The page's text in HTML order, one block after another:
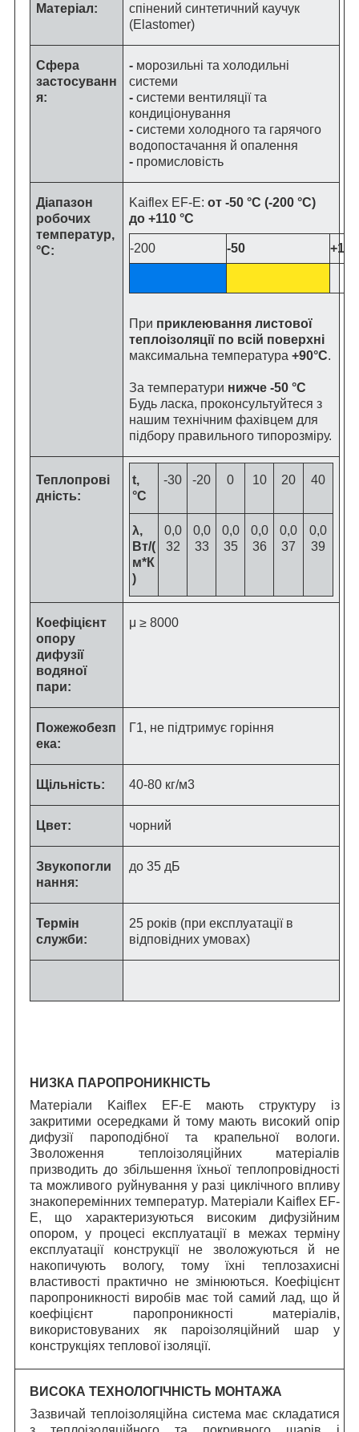
Матеріал:
спінений синтетичний каучук
(Elastomer)
Сфера
застосуванн
я:
- морозильні та холодильні
системи
- системи вентиляції та
кондиціонування
- системи холодного та гарячого
водопостачання й опалення
- промисловість
Діапазон
робочих
температур,
°C:
Kaiflex EF-E: от -50 °C (-200 °C)
до +110 °C
-200 -50 +110
При приклеювання листової
теплоізоляції по всій поверхні
максимальна температура +90°C.
За температури нижче -50 °C
Будь ласка, проконсультуйтеся з
нашим технічним фахівцем для
підбору правильного типорозміру.
Теплопрові
дність:
t,
°C
-30 -20 0 10 20 40
λ,
Вт/(
м*К
)
0,0
32
0,0
33
0,0
35
0,0
36
0,0
37
0,0
39
Коефіцієнт
опору
дифузії
водяної
пари:
μ ≥ 8000
Пожежобезп
ека:
Г1, не підтримує горіння
Щільність: 40-80 кг/м3
Цвет: чорний
Звукопогли
нання:
до 35 дБ
Термін
служби:
25 років (при експлуатації в
відповідних умовах)
НИЗКА ПАРОПРОНИКНІСТЬ
Матеріали Kaiflex EF-E мають структуру із
закритими осередками й тому мають високий опір
дифузії пароподібної та крапельної вологи.
Зволоження теплоізоляційних матеріалів
призводить до збільшення їхньої теплопровідності
та можливого руйнування у разі циклічного впливу
знакоперемінних температур. Матеріали Kaiflex EF-
E, що характеризуються високим дифузійним
опором, у процесі експлуатації в межах терміну
експлуатації конструкції не зволожуються й не
накопичують вологу, тому їхні теплозахисні
властивості практично не змінюються. Коефіцієнт
паропроникності виробів має той самий лад, що й
коефіцієнт паропроникності матеріалів,
використовуваних як пароізоляційний шар у
конструкціях теплової ізоляції.
ВИСОКА ТЕХНОЛОГІЧНІСТЬ МОНТАЖА
Зазвичай теплоізоляційна система має складатися